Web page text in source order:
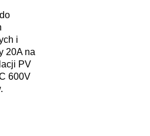
i
20A na
PV
600V